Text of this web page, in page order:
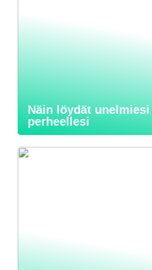
Näin löydät
perheellesi